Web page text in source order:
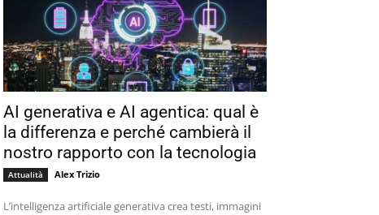
AI generativa e AI agentica: qual è
la differenza e perché cambierà il
nostro rapporto con la tecnologia
Attualità Alex Trizio
L’intelligenza artificiale generativa crea testi, immagini